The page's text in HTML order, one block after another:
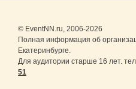
© EventNN.ru, 2006-2026
Полная информация об
Екатеринбурге.
Для аудитории старше 16 лет.
51